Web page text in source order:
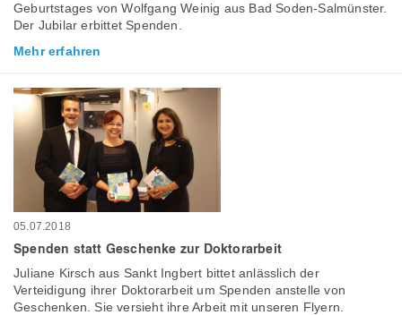
Geburtstages von Wolfgang Weinig aus Bad Soden-Salmünster.
Der Jubilar erbittet Spenden.
Mehr erfahren
05.07.2018
Spenden statt Geschenke zur Doktorarbeit
Juliane Kirsch aus Sankt Ingbert bittet anlässlich der
Verteidigung ihrer Doktorarbeit um Spenden anstelle von
Geschenken. Sie versieht ihre Arbeit mit unseren Flyern.